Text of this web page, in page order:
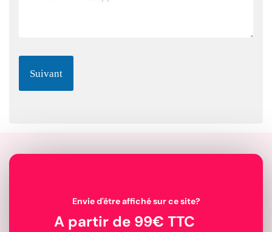
Suivant
Envie d'être affiché sur ce site?
A partir de 99€ TTC